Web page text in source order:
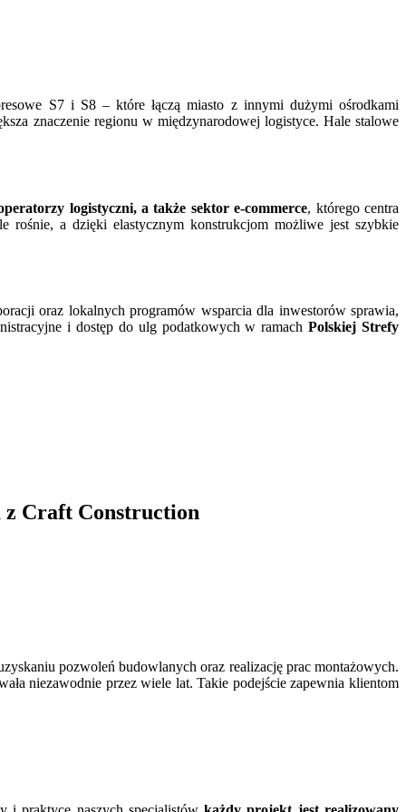
S7 i S8 – które łączą miasto z innymi dużymi ośrodkami
znaczenie regionu w międzynarodowej logistyce. Hale stalowe
logistyczni, a także sektor e-commerce, którego centra
rośnie, a dzięki elastycznym konstrukcjom możliwe jest szybkie
oraz lokalnych programów wsparcia dla inwestorów sprawia,
i dostęp do ulg podatkowych w ramachPolskiej Strefy
z Craft Construction
pozwoleń budowlanych oraz realizację prac montażowych.
niezawodnie przez wiele lat. Takie podejście zapewnia klientom